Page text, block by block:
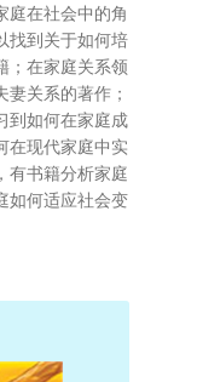
庭在社会中的角
找到关于如何培
；在家庭关系领
关系的著作；
到如何在家庭成
在现代家庭中实
有书籍分析家庭
如何适应社会变